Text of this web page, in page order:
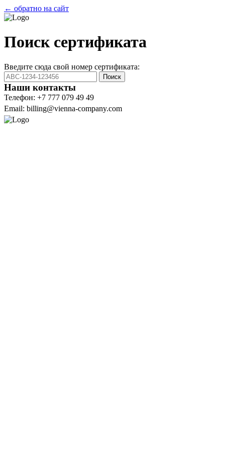
← обратно на сайт
Поиск сертификата
Введите сюда свой номер сертификата:
Поиск
Наши контакты
Телефон: +7 777 079 49 49
Email: billing@vienna-company.com